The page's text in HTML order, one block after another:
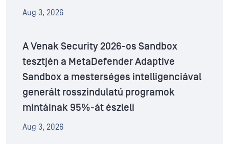
Aug 3, 2026
A Venak Security 2026-os Sandbox
tesztjén a MetaDefender Adaptive
Sandbox a mesterséges intelligenciával
generált rosszindulatú programok
mintáinak 95%-át észleli
Aug 3, 2026